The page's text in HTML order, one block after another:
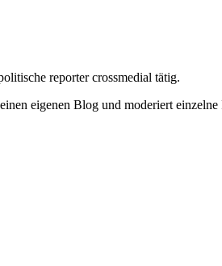
reporter crossmedial tätig.
eigenen Blog und moderiert einzelne